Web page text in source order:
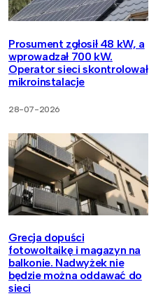
Prosument zgłosił 48 kW, a
wprowadzał 700 kW.
Operator sieci skontrolował
mikroinstalacje
28-07-2026
Grecja dopuści
fotowoltaikę i magazyn na
balkonie. Nadwyżek nie
będzie można oddawać do
sieci